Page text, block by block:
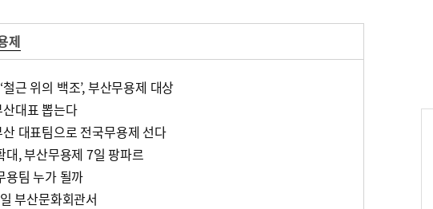
제
근 위의 백조’, 부산무용제 대상
대표 뽑는다
대표팀으로 전국무용제 선다
대, 부산무용제 7일 팡파르
용팀 누가 될까
부산문화회관서